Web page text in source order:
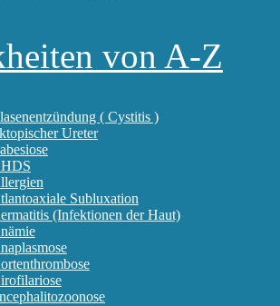
von A-Z
( Cystitis )
Ureter
Subluxation
(Infektionen der Haut)